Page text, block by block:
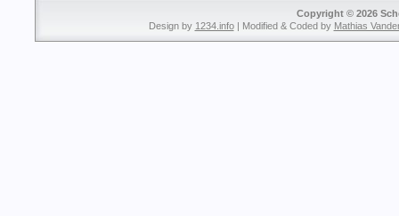
Copyright © 2026
Design by 1234.info| Modified & Coded by Mathias